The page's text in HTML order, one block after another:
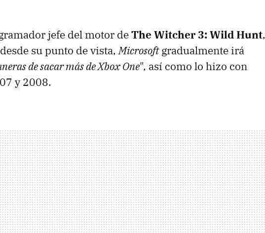
jefe del motor deThe Witcher 3: Wild Hunt,
su punto de vista,Microsoftgradualmente irá
de sacar más de Xbox One", así como lo hizo con
y 2008.